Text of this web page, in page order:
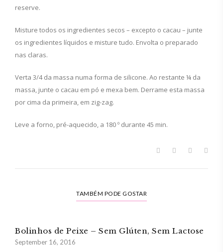
reserve.
Misture todos os ingredientes secos – excepto o cacau – junte
os ingredientes líquidos e misture tudo. Envolta o preparado
nas claras.
Verta 3/4 da massa numa forma de silicone. Ao restante ¼ da
massa, junte o cacau em pó e mexa bem. Derrame esta massa
por cima da primeira, em zig-zag.
Leve a forno, pré-aquecido, a 180 º durante 45 min.
TAMBÉM PODE GOSTAR
Bolinhos de Peixe – Sem Glúten, Sem Lactose
September 16, 2016